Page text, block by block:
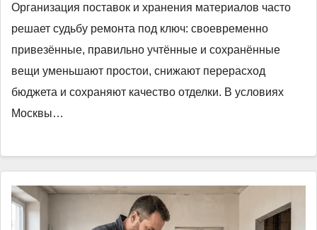
Организация поставок и хранения материалов часто
решает судьбу ремонта под ключ: своевременно
привезённые, правильно учтённые и сохранённые
вещи уменьшают простои, снижают перерасход
бюджета и сохраняют качество отделки. В условиях
Москвы…